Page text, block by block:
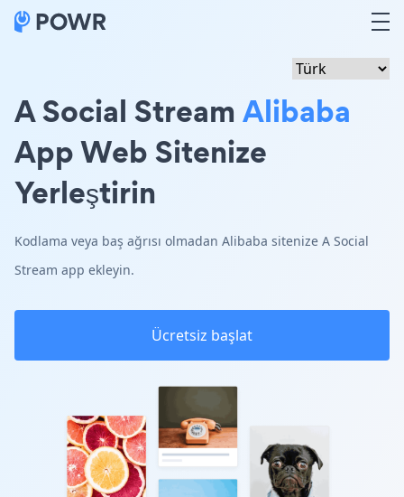
A Social Stream Alibaba
App Web Sitenize
Yerleştirin
Kodlama veya baş ağrısı olmadan Alibaba sitenize A Social
Stream app ekleyin.
Ücretsiz başlat